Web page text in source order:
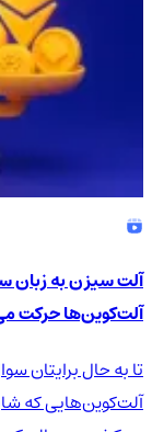
آلت سیزن به زبان
آلت‌کوین‌ها حرکت
تا به حال برایتان
آلت‌کوین‌هایی که